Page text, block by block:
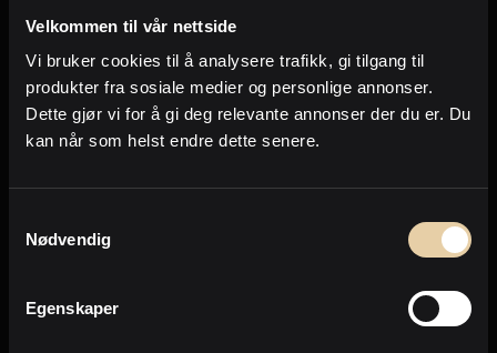
Velkommen til vår nettside
Vi bruker cookies til å analysere trafikk, gi tilgang til
produkter fra sosiale medier og personlige annonser.
Dette gjør vi for å gi deg relevante annonser der du er. Du
kan når som helst endre dette senere.
Nødvendig
Egenskaper
Forrige Neste
Side1av139
Dette er noen av de eiendommene jeg for